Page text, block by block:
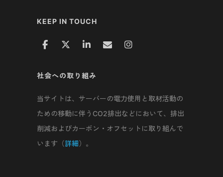
KEEP IN TOUCH
社会への取り組み
当サイトは、サーバーの電力使用と取材活動の
ための移動に伴うCO2排出などにおいて、排出
削減およびカーボン・オフセットに取り組んで
います（詳細）。